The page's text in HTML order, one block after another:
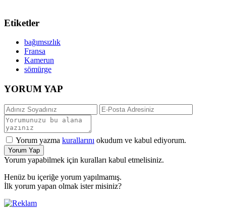
Etiketler
bağımsızlık
Fransa
Kamerun
sömürge
YORUM YAP
Yorum yazma kurallarını okudum ve kabul ediyorum.
Yorum Yap
Yorum yapabilmek için kuralları kabul etmelisiniz.
Henüz bu içeriğe yorum yapılmamış.
İlk yorum yapan olmak ister misiniz?